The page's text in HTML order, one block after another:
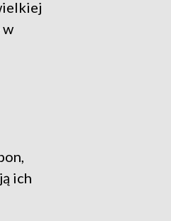
w
ich